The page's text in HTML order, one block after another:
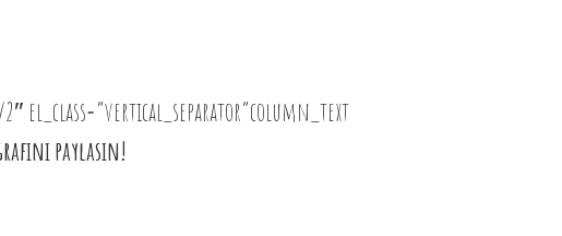
el_class=”vertical_separator”column_text
paylasın!